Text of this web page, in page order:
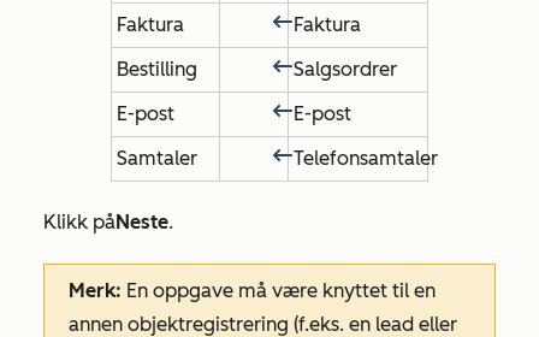
Faktura
Faktura
Bestilling
Salgsordrer
E-post
E-post
Samtaler
Telefonsamtaler
Klikk påNeste.
Merk: En oppgave må være knyttet til en
annen objektregistrering (f.eks. en lead eller